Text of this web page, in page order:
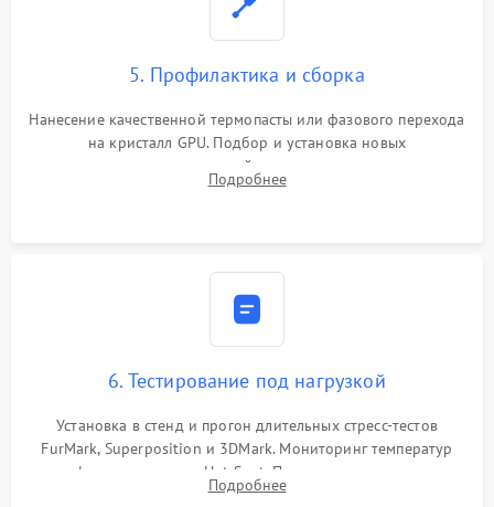
5. Профилактика и сборка
Нанесение качественной термопасты или фазового перехода
на кристалл GPU. Подбор и установка новых
термопрокладок правильной толщины на память и цепи
питания. Монтаж радиатора и бэкплейта, подключение и
Подробнее
6. Тестирование под нагрузкой
Установка в стенд и прогон длительных стресс-тестов
FurMark, Superposition и 3DMark. Мониторинг температур
графического чипа и Hot Spot. Проверка на отсутствие
артефактов изображения, вылетов драйвера и зависаний.
Подробнее